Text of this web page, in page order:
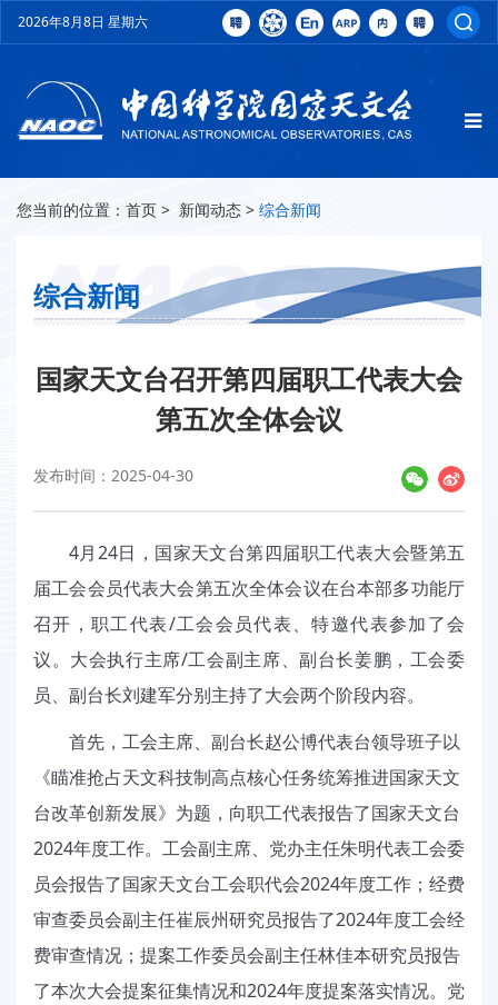
2026年8月8日 星期六
您当前的位置： 首页 > 新闻动态 > 综合新闻
综合新闻
国家天文台召开第四届职工代表大会
第五次全体会议
发布时间：2025-04-30
4月24日，国家天文台第四届职工代表大会暨第五
届工会会员代表大会第五次全体会议在台本部多功能厅
召开，职工代表/工会会员代表、特邀代表参加了会
议。大会执行主席/工会副主席、副台长姜鹏，工会委
员、副台长刘建军分别主持了大会两个阶段内容。
首先，工会主席、副台长赵公博代表台领导班子以
《瞄准抢占天文科技制高点核心任务统筹推进国家天文
台改革创新发展》为题，向职工代表报告了国家天文台
2024年度工作。工会副主席、党办主任朱明代表工会委
员会报告了国家天文台工会职代会2024年度工作；经费
审查委员会副主任崔辰州研究员报告了2024年度工会经
费审查情况；提案工作委员会副主任林佳本研究员报告
了本次大会提案征集情况和2024年度提案落实情况。党